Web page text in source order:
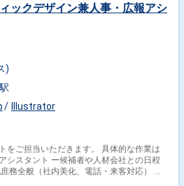
ックデザイン兼人事・広報アシ
)
Illustrator
いただきます。 具体的な作業は
シスタント ー候補者や人材会社との日程
全般（社内美化、電話・来客対応） ・
ら探す
デザイナー